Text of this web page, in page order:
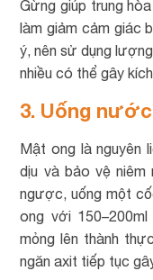
Gừng giúp trung
làm giảm cảm giác
ý, nên sử dụng
nhiều có thể gây
3. Uống
Mật ong là nguyên
dịu và bảo vệ
ngược, uống một
ong với
mỏng lên thành
ngăn axit tiếp tục